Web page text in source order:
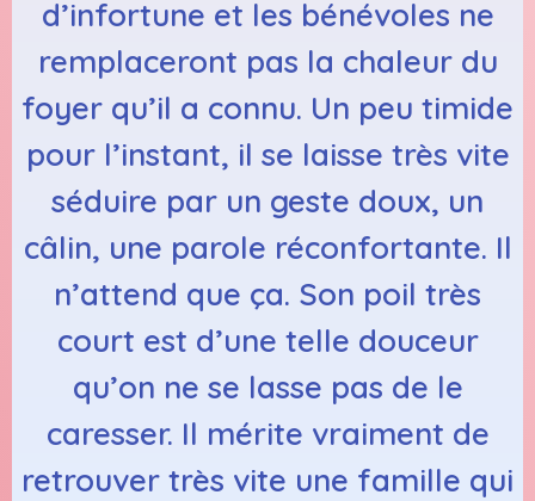
d’infortune et les bénévoles ne
remplaceront pas la chaleur du
foyer qu’il a connu. Un peu timide
pour l’instant, il se laisse très vite
séduire par un geste doux, un
câlin, une parole réconfortante. Il
n’attend que ça. Son poil très
court est d’une telle douceur
qu’on ne se lasse pas de le
caresser. Il mérite vraiment de
retrouver très vite une famille qui